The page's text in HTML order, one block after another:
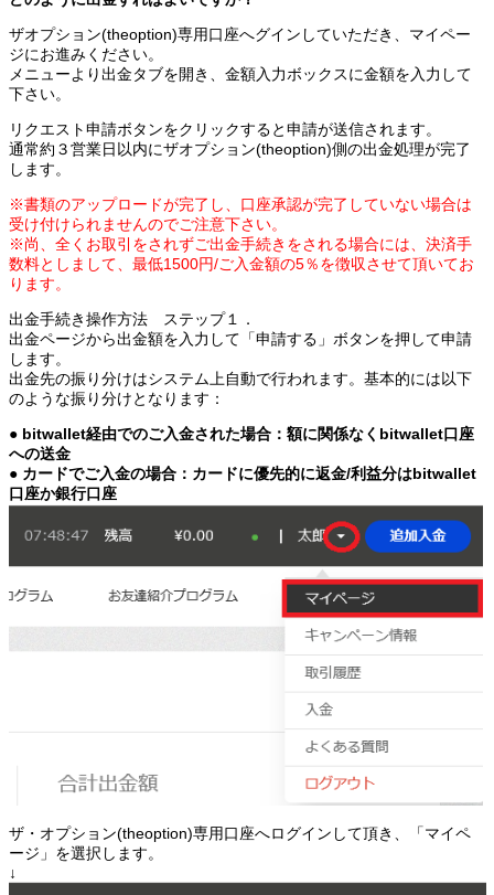
ザオプション(theoption)専用口座へグインしていただき、マイペー
ジにお進みください。
メニューより出金タブを開き、金額入力ボックスに金額を入力して
下さい。
リクエスト申請ボタンをクリックすると申請が送信されます。
通常約３営業日以内にザオプション(theoption)側の出金処理が完了
します。
※書類のアップロードが完了し、口座承認が完了していない場合は
受け付けられませんのでご注意下さい。
※尚、全くお取引をされずご出金手続きをされる場合には、決済手
数料としまして、最低1500円/ご入金額の5％を徴収させて頂いてお
ります。
出金手続き操作方法 ステップ１．
出金ページから出金額を入力して「申請する」ボタンを押して申請
します。
出金先の振り分けはシステム上自動で行われます。基本的には以下
のような振り分けとなります：
● bitwallet経由でのご入金された場合：額に関係なくbitwallet口座
への送金
● カードでご入金の場合：カードに優先的に返金/利益分はbitwallet
口座か銀行口座
ザ・オプション(theoption)専用口座へログインして頂き、「マイペ
ージ」を選択します。
↓